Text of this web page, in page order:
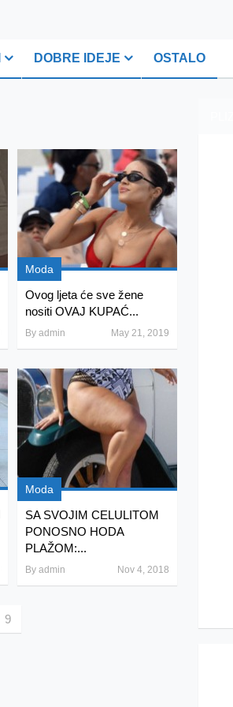
DOBRE IDEJE OSTALO
Moda
Ovog ljeta će sve žene
nositi OVAJ KUPAĆ...
By admin May 21, 2019
Moda
SA SVOJIM CELULITOM
PONOSNO HODA
PLAŽOM:...
By admin Nov 4, 2018
9